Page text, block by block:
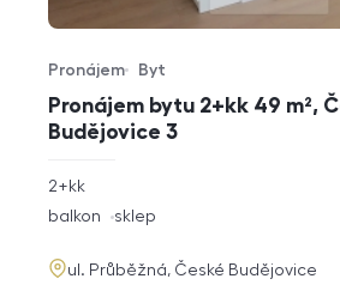
Pronájem bytu 2+kk 49 m²,
Budějovice 3
Typ nabídky
Pronájem
Typ nemovitosti
Byt
rozměry
dispozice
2+kk
funkce
balkon sklep
adresa
ul. Průběžná, České Budějovice